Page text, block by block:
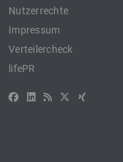
Nutzerrechte
Impressum
Verteilercheck
lifePR